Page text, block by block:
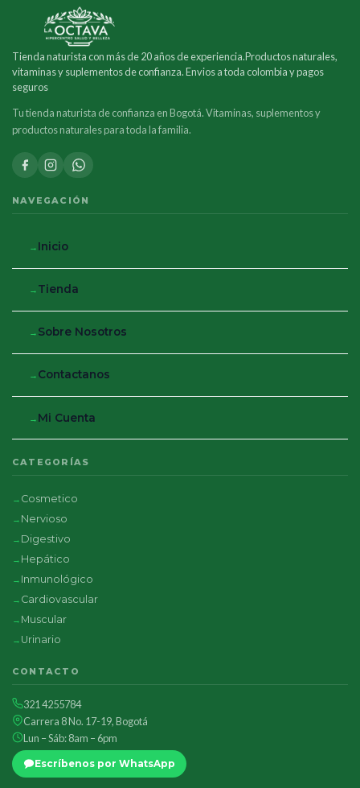
Tienda naturista con más de 20 años de experiencia.Productos naturales,
vitaminas y suplementos de confianza. Envios a toda colombia y pagos
seguros
Tu tienda naturista de confianza en Bogotá. Vitaminas, suplementos y
productos naturales para toda la familia.
NAVEGACIÓN
Inicio
Tienda
Sobre Nosotros
Contactanos
Mi Cuenta
CATEGORÍAS
Cosmetico
Nervioso
Digestivo
Hepático
Inmunológico
Cardiovascular
Muscular
Urinario
CONTACTO
321 4255784
Carrera 8 No. 17-19, Bogotá
Lun – Sáb: 8am – 6pm
Escríbenos por WhatsApp